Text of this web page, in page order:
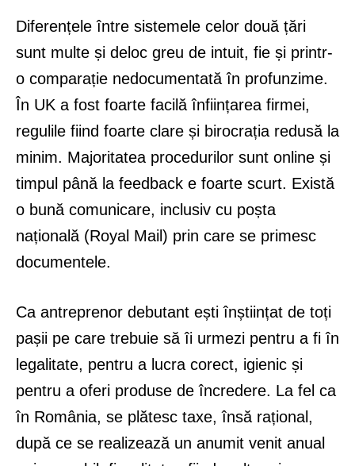
Diferențele între sistemele celor două țări
sunt multe și deloc greu de intuit, fie și printr-
o comparație nedocumentată în profunzime.
În UK a fost foarte facilă înființarea firmei,
regulile fiind foarte clare și birocrația redusă la
minim. Majoritatea procedurilor sunt online și
timpul până la feedback e foarte scurt. Există
o bună comunicare, inclusiv cu poșta
națională (Royal Mail) prin care se primesc
documentele.
Ca antreprenor debutant ești înștiințat de toți
pașii pe care trebuie să îi urmezi pentru a fi în
legalitate, pentru a lucra corect, igienic și
pentru a oferi produse de încredere. La fel ca
în România, se plătesc taxe, însă rațional,
după ce se realizează un anumit venit anual